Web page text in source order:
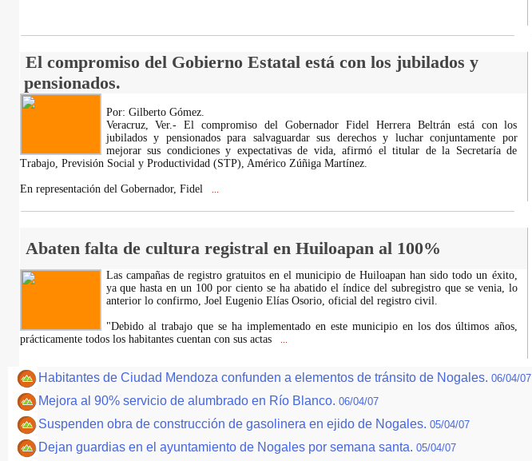
El compromiso del Gobierno Estatal está con los jubilados y
pensionados.
Por: Gilberto Gómez.
Veracruz, Ver.- El compromiso del Gobernador Fidel Herrera Beltrán está con los
jubilados y pensionados para salvaguardar sus derechos y luchar conjuntamente por
mejorar sus condiciones y expectativas de vida, afirmó el titular de la Secretaría de
Trabajo, Previsión Social y Productividad (STP), Américo Zúñiga Martínez.
En representación del Gobernador, Fidel
Abaten falta de cultura registral en Huiloapan al 100%
Las campañas de registro gratuitos en el municipio de Huiloapan han sido todo un éxito,
ya que hasta en un 100 por ciento se ha abatido el índice del subregistro que se venia, lo
anterior lo confirmo, Joel Eugenio Elías Osorio, oficial del registro civil.
"Debido al trabajo que se ha implementado en este municipio en los dos últimos años,
prácticamente todos los habitantes cuentan con sus actas
Habitantes de Ciudad Mendoza confunden a elementos de tránsito de Nogales. 06/04/07
Mejora al 90% servicio de alumbrado en Río Blanco. 06/04/07
Suspenden obra de construcción de gasolinera en ejido de Nogales. 05/04/07
Dejan guardias en el ayuntamiento de Nogales por semana santa. 05/04/07